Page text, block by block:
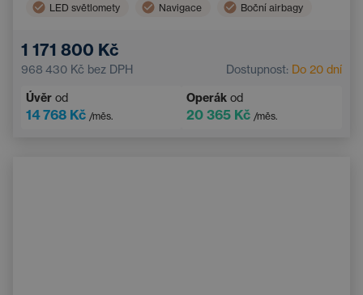
LED světlomety Navigace Boční airbagy
Adaptivní tempomat
1 171 800 Kč
968 430 Kč bez DPH Dostupnost: Do 20 dní
Úvěr od
14 768 Kč /měs.
Operák od
20 365 Kč /měs.